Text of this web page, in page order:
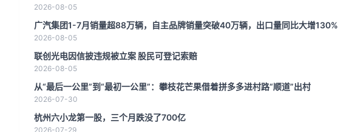
2026-08-05
广汽集团1-7月销量超88万辆，自主品牌销量突破40万辆，出口量同比大增130%
2026-08-05
联创光电因信披违规被立案 股民可登记索赔
2026-08-05
从“最后一公里”到“最初一公里”：攀枝花芒果借着拼多多进村路“顺道”出村
2026-07-30
杭州六小龙第一股，三个月跌没了700亿
2026-07-29